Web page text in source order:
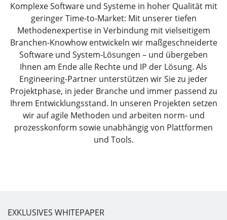
Komplexe Software und Systeme in hoher Qualität mit
geringer Time-to-Market: Mit unserer tiefen
Methodenexpertise in Verbindung mit vielseitigem
Branchen-Knowhow entwickeln wir maßgeschneiderte
Software und System-Lösungen – und übergeben
Ihnen am Ende alle Rechte und IP der Lösung. Als
Engineering-Partner unterstützen wir Sie zu jeder
Projektphase, in jeder Branche und immer passend zu
Ihrem Entwicklungsstand. In unseren Projekten setzen
wir auf agile Methoden und arbeiten norm- und
prozesskonform sowie unabhängig von Plattformen
und Tools.
EXKLUSIVES WHITEPAPER